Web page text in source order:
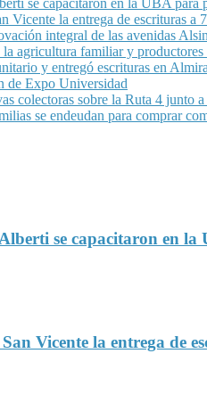
se capacitaron en la UBA para
Vicente la entrega de escrituras a
integral de las avenidas
agricultura familiar y productores
y entregó escrituras en
de Expo Universidad
colectoras sobre la Ruta 4 junto
se endeudan para comprar
se capacitaron en
Vicente la entrega de